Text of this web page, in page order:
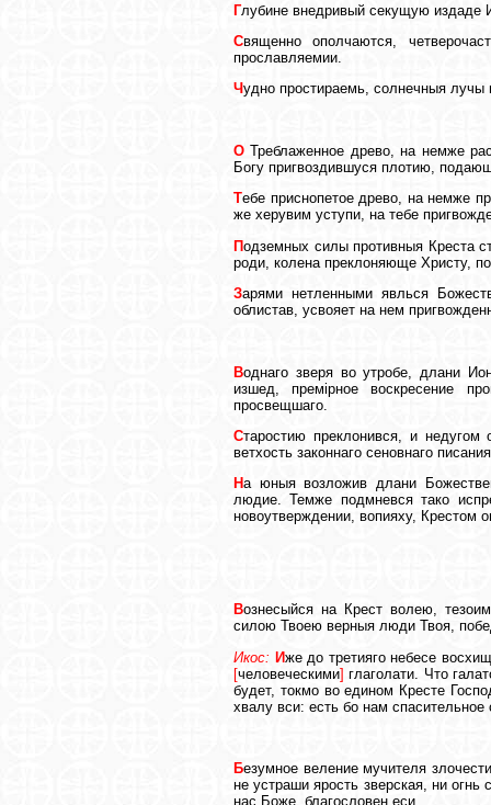
Глубине внедривый секущую издаде
Священно ополчаются,
прославляемии.
Чудно простираемь, солнечныя
О Треблаженное древо, на немже
Богу пригвоздившуся плотию,
Тебе приснопетое древо, на немже
же херувим уступи, на тебе
Подземных силы противныя Креста
роди, колена преклоняюще Христу,
Зарями нетленными явлься
облистав, усвояет на нем
Воднаго зверя во утробе, длани
изшед, премiрное воскресение
просвещшаго.
Старостию преклонився, и недугом
ветхость законнаго сеновнаго
На юныя возложив длани
людие. Темже подмневся тако
новоутверждении, вопияху, Крестом
Вознесыйся на Крест волею,
силою Твоею верныя люди Твоя,
Икос: Иже до третияго небесе
[человеческими] глаголати. Что
будет, токмо во едином Кресте
хвалу вси: есть бо нам
Безумное веление мучителя
не устраши ярость зверская, ни
нас Боже, благословен еси.